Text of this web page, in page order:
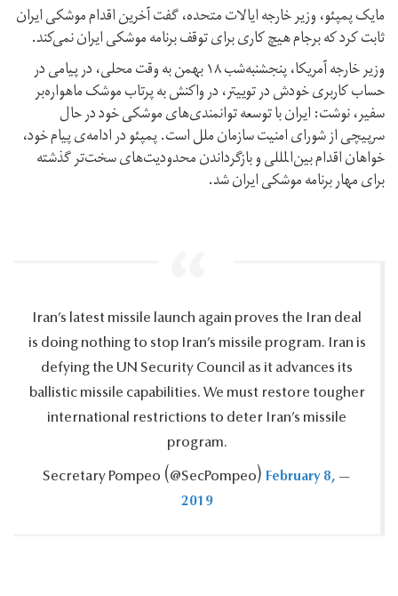
مایک پمپئو، وزیر خارجه ایالات متحده، گفت آخرین اقدام موشکی ایران
ثابت کرد که برجام هیچ کاری برای توقف برنامه موشکی ایران نمی‌کند.
وزیر خارجه آمریکا، پنجشنبه‌شب ۱۸ بهمن‌ به وقت محلی، در پیامی در
حساب کاربری خودش در توییتر، در واکنش به پرتاب موشک‌ ماهواره‌بر
سفیر، نوشت: ایران با توسعه‌ توانمندی‌های موشکی خود در حال
سرپیچی از شورای امنیت سازمان ملل است. پمپئو در ادامه‌ی پیام خود،
خواهان اقدام بین‌المللی و بازگرداندن محدودیت‌های سخت‌تر گذشته
برای مهار برنامه موشکی ایران شد.
Iran’s latest missile launch again proves the Iran deal
is doing nothing to stop Iran’s missile program.‎ Iran is
defying the UN Security Council as it advances its
ballistic missile capabilities.‎ We must restore tougher
international restrictions to deter Iran’s missile
program.‎
— Secretary Pompeo ‪(@SecPompeo)‬
February 8,
2019